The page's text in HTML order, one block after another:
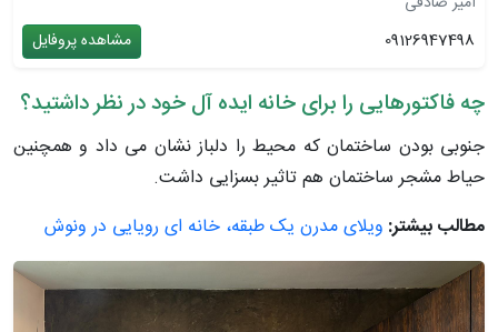
09126947498
مشاهده پروفایل
چه فاکتورهایی را برای خانه ایده آل خود در نظر داشتید؟
جنوبی بودن ساختمان که محیط را دلباز نشان می داد و همچنین
حیاط مشجر ساختمان هم تاثیر بسزایی داشت.
مطالب بیشتر: ویلای مدرن یک طبقه، خانه ای رویایی در ونوش